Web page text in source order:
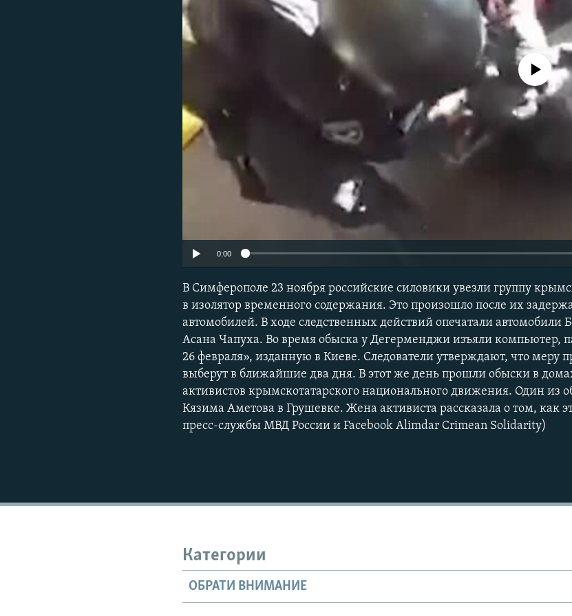
No media source
0:00
В Симферополе 23 ноября российские силовики увезли группу
в изолятор временного содержания. Это произошло после их
автомобилей. В ходе следственных действий опечатали
Асана Чапуха. Во время обыска у Дегерменджи изъяли компьютер,
26 февраля», изданную в Киеве. Следователи утверждают, что меру
выберут в ближайшие два дня. В этот же день прошли обыски в
активистов крымскотатарского национального движения. Один из
Кязима Аметова в Грушевке. Жена активиста рассказала о том, как
пресс-службы МВД России и Facebook Alimdar Crimean Solidarity)
Категории
ОБРАТИ ВНИМАНИЕ